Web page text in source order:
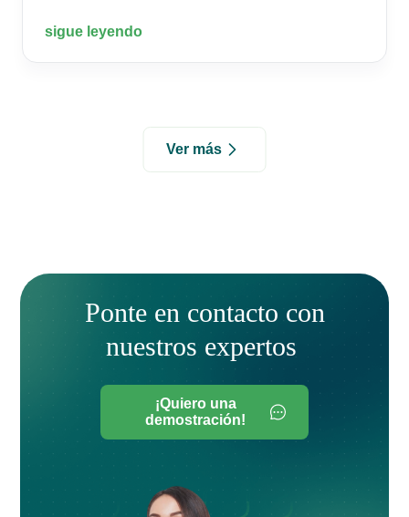
Ver más
sigue leyendo
Ponte en contacto con
nuestros expertos
¡Quiero una
demostración!